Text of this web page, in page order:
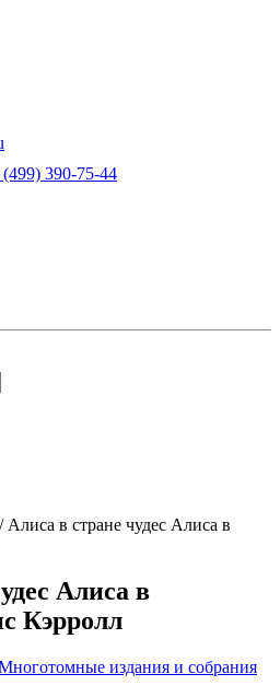
390-75-44
/ Алиса в стране чудес Алиса в
Алиса в
Кэрролл
издания и собрания